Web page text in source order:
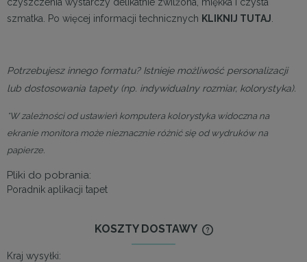
szmatka. Po więcej informacji technicznych KLIKNIJ TUTAJ
Potrzebujesz innego formatu? Istnieje możliwość personalizacji
lub dostosowania tapety (np. indywidualny rozmiar, kolorystyka).
*W zależności od ustawień komputera kolorystyka widoczna na
ekranie monitora może nieznacznie różnić się od wydruków na
papierze.
Pliki do pobrania:
Poradnik aplikacji tapet
KOSZTY DOSTAWY
Kraj wysyłki: